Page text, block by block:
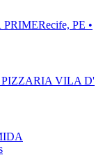
PRIMERecife, PE •
PIZZARIA VILA D'